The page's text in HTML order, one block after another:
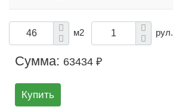
м2 рул.
Сумма: 63434 ₽
Купить